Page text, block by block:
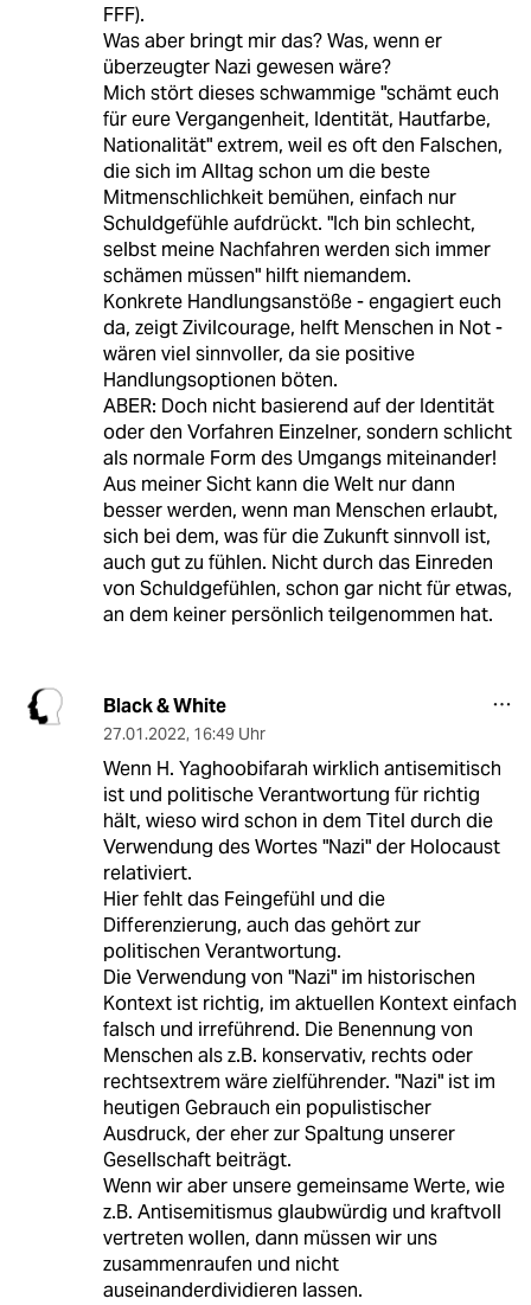
FFF).
Was aber bringt mir das? Was, wenn er
überzeugter Nazi gewesen wäre?
Mich stört dieses schwammige "schämt euch
für eure Vergangenheit, Identität, Hautfarbe,
Nationalität" extrem, weil es oft den Falschen,
die sich im Alltag schon um die beste
Mitmenschlichkeit bemühen, einfach nur
Schuldgefühle aufdrückt. "Ich bin schlecht,
selbst meine Nachfahren werden sich immer
schämen müssen" hilft niemandem.
Konkrete Handlungsanstöße - engagiert euch
da, zeigt Zivilcourage, helft Menschen in Not -
wären viel sinnvoller, da sie positive
Handlungsoptionen böten.
ABER: Doch nicht basierend auf der Identität
oder den Vorfahren Einzelner, sondern schlicht
als normale Form des Umgangs miteinander!
Aus meiner Sicht kann die Welt nur dann
besser werden, wenn man Menschen erlaubt,
sich bei dem, was für die Zukunft sinnvoll ist,
auch gut zu fühlen. Nicht durch das Einreden
von Schuldgefühlen, schon gar nicht für etwas,
an dem keiner persönlich teilgenommen hat.
Black & White
27.01.2022, 16:49 Uhr
Wenn H. Yaghoobifarah wirklich antisemitisch
ist und politische Verantwortung für richtig
hält, wieso wird schon in dem Titel durch die
Verwendung des Wortes "Nazi" der Holocaust
relativiert.
Hier fehlt das Feingefühl und die
Differenzierung, auch das gehört zur
politischen Verantwortung.
Die Verwendung von "Nazi" im historischen
Kontext ist richtig, im aktuellen Kontext einfach
falsch und irreführend. Die Benennung von
Menschen als z.B. konservativ, rechts oder
rechtsextrem wäre zielführender. "Nazi" ist im
heutigen Gebrauch ein populistischer
Ausdruck, der eher zur Spaltung unserer
Gesellschaft beiträgt.
Wenn wir aber unsere gemeinsame Werte, wie
z.B. Antisemitismus glaubwürdig und kraftvoll
vertreten wollen, dann müssen wir uns
zusammenraufen und nicht
auseinanderdividieren lassen.